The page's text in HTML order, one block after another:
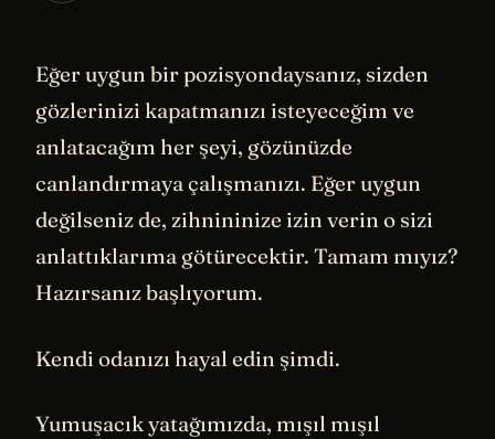
Eğer uygun bir pozisyondaysanız, sizden
gözlerinizi kapatmanızı isteyeceğim ve
anlatacağım her şeyi, gözünüzde
canlandırmaya çalışmanızı. Eğer uygun
değilseniz de, zihnininize izin verin o sizi
anlattıklarıma götürecektir. Tamam mıyız?
Hazırsanız başlıyorum.
Kendi odanızı hayal edin şimdi.
Yumuşacık yatağımızda, mışıl mışıl